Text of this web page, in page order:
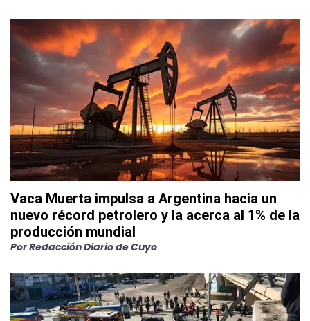
Vaca Muerta impulsa a Argentina hacia un
nuevo récord petrolero y la acerca al 1% de la
producción mundial
PorRedacción Diario de Cuyo